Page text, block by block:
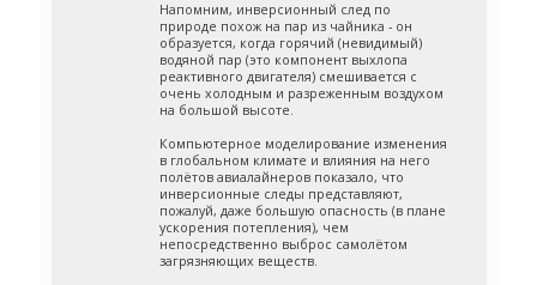
Напомним, инверсионный след по
природе похож на пар из чайника - он
образуется, когда горячий (невидимый)
водяной пар (это компонент выхлопа
реактивного двигателя) смешивается с
очень холодным и разреженным воздухом
на большой высоте.
Компьютерное моделирование изменения
в глобальном климате и влияния на него
полётов авиалайнеров показало, что
инверсионные следы представляют,
пожалуй, даже большую опасность (в плане
ускорения потепления), чем
непосредственно выброс самолётом
загрязняющих веществ.